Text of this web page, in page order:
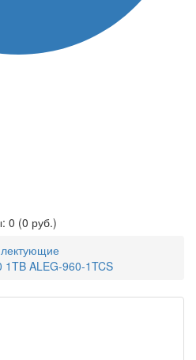
0 (0 руб.)
1TB ALEG-960-1TCS